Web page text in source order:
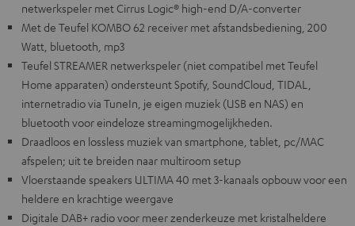
netwerkspeler met Cirrus Logic® high-end D/A-converter
Met de Teufel KOMBO 62 receiver met afstandsbediening, 200
Watt, bluetooth, mp3
Teufel STREAMER netwerkspeler (niet compatibel met Teufel
Home apparaten) ondersteunt Spotify, SoundCloud, TIDAL,
internetradio via TuneIn, je eigen muziek (USB en NAS) en
bluetooth voor eindeloze streamingmogelijkheden.
Draadloos en lossless muziek van smartphone, tablet, pc/MAC
afspelen; uit te breiden naar multiroom setup
Vloerstaande speakers ULTIMA 40 met 3-kanaals opbouw voor een
heldere en krachtige weergave
Digitale DAB+ radio voor meer zenderkeuze met kristalheldere